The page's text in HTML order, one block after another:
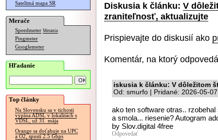
Satelitná mapa SR
Merače
Speedmeter Merania
Pingmeter
Googlemeter
Hľadanie
Top články
Na Slovensku sa v tichosti
vypína ADSL v lokalitách s
VDSL, už 31. mája
Orange sa doťahuje na UPC
a O2, spustí 2.5 Gbps
Diskusia k článku: V
zraniteľnosť, aktualizujte
Prispievajte do diskusií ako
Komentár, na ktorý
iskusia k článku: V dôležitom
Od: smurfo | Pridané: 2026-05-
ako ten software otras..
a smola... riesenie? Autogram
by Slov.digital 4free
Odpovedať